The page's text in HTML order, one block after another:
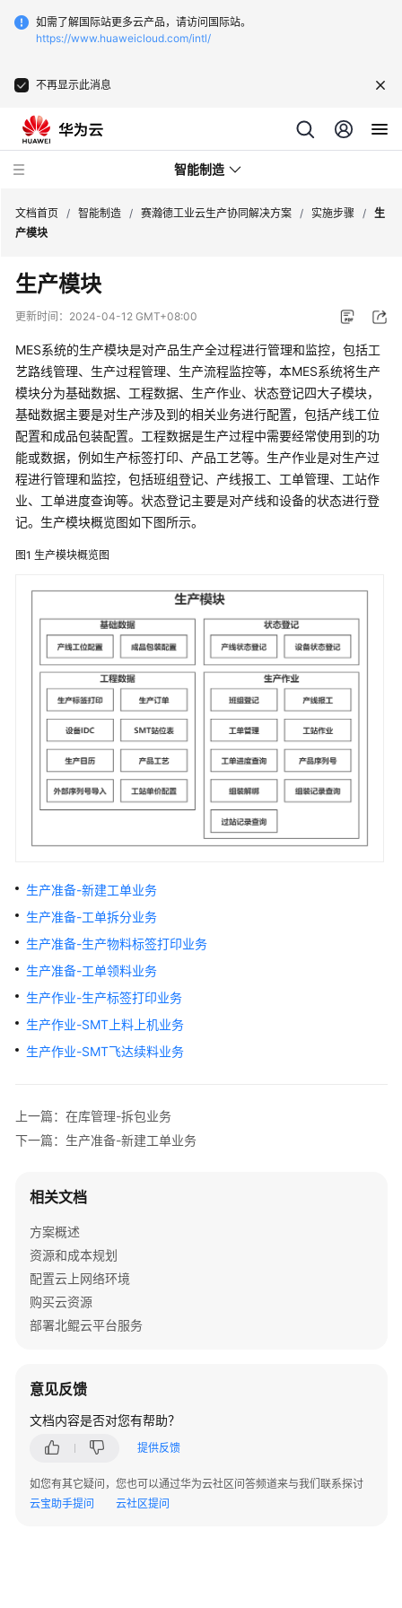
如需了解国际站更多云产品，请访问国际站。
https://www.huaweicloud.com/intl/
不再显示此消息
智能制造
为
云
片
EDA
云
服
务
解
决
方
案
映
科
网
方
云
智
数
品
企
划
数
解
决
天
心
天
思
数
字
厂
解
决
数
文档首页 / 智能制造 / 赛瀚德工业云生产协同解决方案 / 实施步骤 / 生
产模块
生产模块
更新时间： 2024-04-12 GMT+08:00
MES系统的生产模块是对产品生产全过程进行管理和监控，包括工
艺路线管理、生产过程管理、生产流程监控等，本MES系统将生产
模块分为基础数据、工程数据、生产作业、状态登记四大子模块，
基础数据主要是对生产涉及到的相关业务进行配置，包括产线工位
配置和成品包装配置。工程数据是生产过程中需要经常使用到的功
能或数据，例如生产标签打印、产品工艺等。生产作业是对生产过
程进行管理和监控，包括班组登记、产线报工、工单管理、工站作
业、工单进度查询等。状态登记主要是对产线和设备的状态进行登
记。生产模块概览图如下图所示。
图1 生产模块概览图
生产准备-新建工单业务
生产准备-工单拆分业务
生产准备-生产物料标签打印业务
生产准备-工单领料业务
生产作业-生产标签打印业务
生产作业-SMT上料上机业务
生产作业-SMT飞达续料业务
上一篇：在库管理-拆包业务
下一篇：生产准备-新建工单业务
相关文档
方案概述
资源和成本规划
配置云上网络环境
购买云资源
部署北鲲云平台服务
意见反馈
文档内容是否对您有帮助？
提供反馈
如您有其它疑问，您也可以通过华为云社区问答频道来与我们联系探讨
云宝助手提问
云社区提问